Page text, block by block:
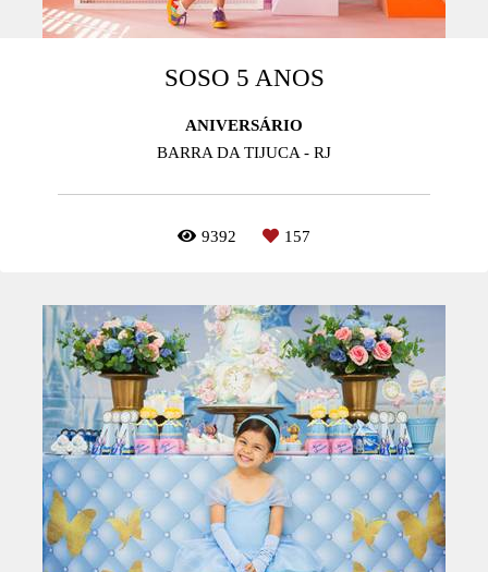
SOSO 5 ANOS
ANIVERSÁRIO
BARRA DA TIJUCA - RJ
9392 157